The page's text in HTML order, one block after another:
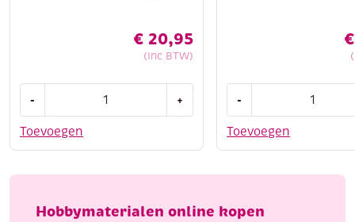
€ 20,95
(Inc BTW)
Toevoegen
-
fijne
10
rood,
+
€
Toevoegen
-
zachte
kg,
aantal
Hobbymaterialen online kopen